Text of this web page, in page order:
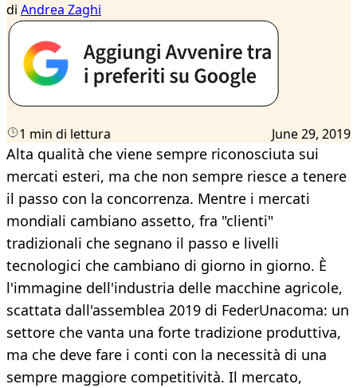
di Andrea Zaghi
1 min di lettura June 29, 2019
Alta qualità che viene sempre riconosciuta sui
mercati esteri, ma che non sempre riesce a tenere
il passo con la concorrenza. Mentre i mercati
mondiali cambiano assetto, fra "clienti"
tradizionali che segnano il passo e livelli
tecnologici che cambiano di giorno in giorno. È
l'immagine dell'industria delle macchine agricole,
scattata dall'assemblea 2019 di FederUnacoma: un
settore che vanta una forte tradizione produttiva,
ma che deve fare i conti con la necessità di una
sempre maggiore competitività. Il mercato,